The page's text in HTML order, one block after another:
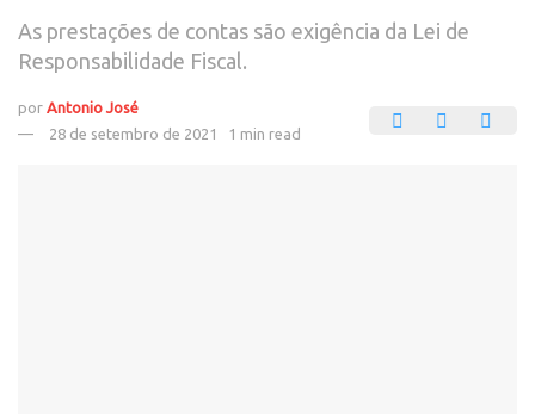
As prestações de contas são exigência da Lei de
Responsabilidade Fiscal.
por Antonio José
28 de setembro de 2021
1 min read